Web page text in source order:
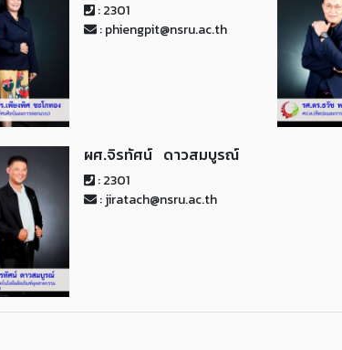
: 2301
: phiengpit@nsru.ac.th
ผศ.จิรทัศน์ ดาวสมบูรณ์
: 2301
: jiratach@nsru.ac.th